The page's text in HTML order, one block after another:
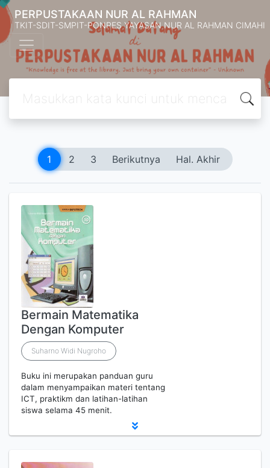
PERPUSTAKAAN NUR AL RAHMAN
TKIT-SDIT-SMPIT-PONPES YAYASAN NUR AL RAHMAN CIMAHI
1 2 3 Berikutnya Hal. Akhir
Bermain Matematika
Dengan Komputer
Suharno Widi Nugroho
Buku ini merupakan panduan guru
dalam menyampaikan materi tentang
ICT, praktikm dan latihan-latihan
siswa selama 45 menit.